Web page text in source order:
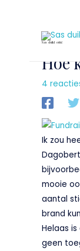
Sas duikt erin!
Hoe
4
Ik zou
mooie
aantal
brand
Helaas
geen
navigatie